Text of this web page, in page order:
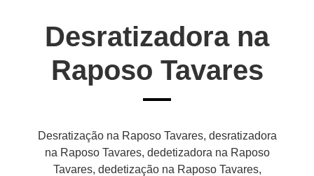
Desratizadora na
Raposo Tavares
Desratização na Raposo Tavares, desratizadora
na Raposo Tavares, dedetizadora na Raposo
Tavares, dedetização na Raposo Tavares,